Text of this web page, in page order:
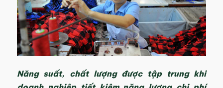
Năng suất, chất lượng được tập trung khi